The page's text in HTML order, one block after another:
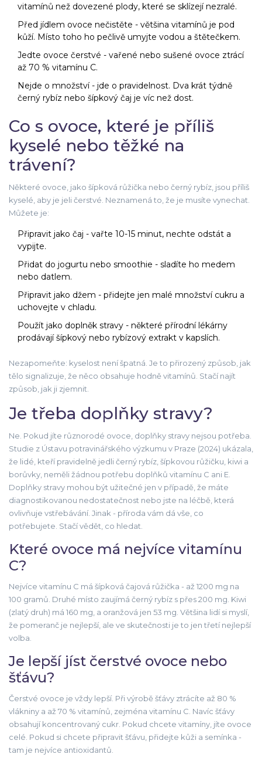
vitamínů než dovezené plody, které se sklízejí nezralé.
Před jídlem ovoce nečistěte - většina vitamínů je pod
kůží. Místo toho ho pečlivě umyjte vodou a štětečkem.
Jedte ovoce čerstvé - vařené nebo sušené ovoce ztrácí
až 70 % vitamínu C.
Nejde o množství - jde o pravidelnost. Dva krát týdně
černý rybíz nebo šípkový čaj je víc než dost.
Co s ovoce, které je příliš
kyselé nebo těžké na
trávení?
Některé ovoce, jako šípková růžička nebo černý rybíz, jsou příliš
kyselé, aby je jeli čerstvé. Neznamená to, že je musíte vynechat.
Můžete je:
Připravit jako čaj - vařte 10-15 minut, nechte odstát a
vypijte.
Přidat do jogurtu nebo smoothie - sladíte ho medem
nebo datlem.
Připravit jako džem - přidejte jen malé množství cukru a
uchovejte v chladu.
Použít jako doplněk stravy - některé přírodní lékárny
prodávají šípkový nebo rybízový extrakt v kapslích.
Nezapomeňte: kyselost není špatná. Je to přirozený způsob, jak
tělo signalizuje, že něco obsahuje hodně vitamínů. Stačí najít
způsob, jak ji zjemnit.
Je třeba doplňky stravy?
Ne. Pokud jíte různorodé ovoce, doplňky stravy nejsou potřeba.
Studie z Ústavu potravinářského výzkumu v Praze (2024) ukázala,
že lidé, kteří pravidelně jedli černý rybíz, šípkovou růžičku, kiwi a
borůvky, neměli žádnou potřebu doplňků vitamínu C ani E.
Doplňky stravy mohou být užitečné jen v případě, že máte
diagnostikovanou nedostatečnost nebo jste na léčbě, která
ovlivňuje vstřebávání. Jinak - příroda vám dá vše, co
potřebujete. Stačí vědět, co hledat.
Které ovoce má nejvíce vitamínu
C?
Nejvíce vitamínu C má šípková čajová růžička - až 1200 mg na
100 gramů. Druhé místo zaujímá černý rybíz s přes 200 mg. Kiwi
(zlatý druh) má 160 mg, a oranžová jen 53 mg. Většina lidí si myslí,
že pomeranč je nejlepší, ale ve skutečnosti je to jen třetí nejlepší
volba.
Je lepší jíst čerstvé ovoce nebo
šťávu?
Čerstvé ovoce je vždy lepší. Při výrobě šťávy ztrácíte až 80 %
vlákniny a až 70 % vitamínů, zejména vitamínu C. Navíc šťávy
obsahují koncentrovaný cukr. Pokud chcete vitamíny, jíte ovoce
celé. Pokud si chcete připravit šťávu, přidejte kůži a semínka -
tam je nejvíce antioxidantů.